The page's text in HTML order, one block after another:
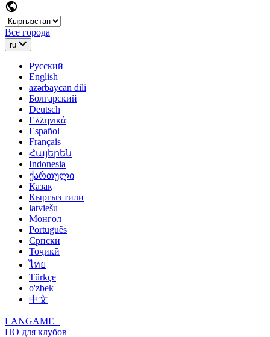
Все города
ru
Русский
English
azərbaycan dili
Болгарский
Deutsch
Ελληνικά
Español
Français
Հայերեն
Indonesia
ქართული
Қазақ
Кыргыз тили
latviešu
Монгол
Português
Српски
Тоҷикӣ
ไทย
Türkçe
o'zbek
中文
LANGAME+
ПО для клубов